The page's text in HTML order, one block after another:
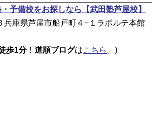
予備校をお探しなら
【武田塾芦屋校】
兵庫県芦屋市船戸町４−１ラポルテ本館
歩1分！ 道順ブログはこちら 。)